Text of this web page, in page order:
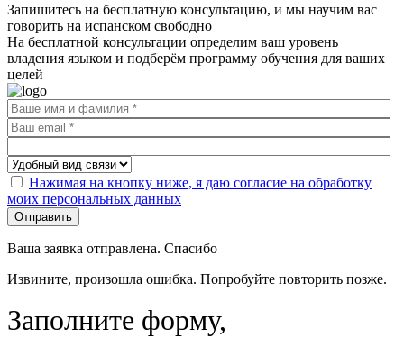
Запишитесь на бесплатную консультацию, и мы научим вас
говорить на испанском свободно
На бесплатной консультации определим ваш уровень
владения языком и подберём программу обучения для ваших
целей
Нажимая на кнопку ниже, я даю согласие на обработку
моих персональных данных
Отправить
Ваша заявка отправлена. Спасибо
Извините, произошла ошибка. Попробуйте повторить позже.
Заполните форму,